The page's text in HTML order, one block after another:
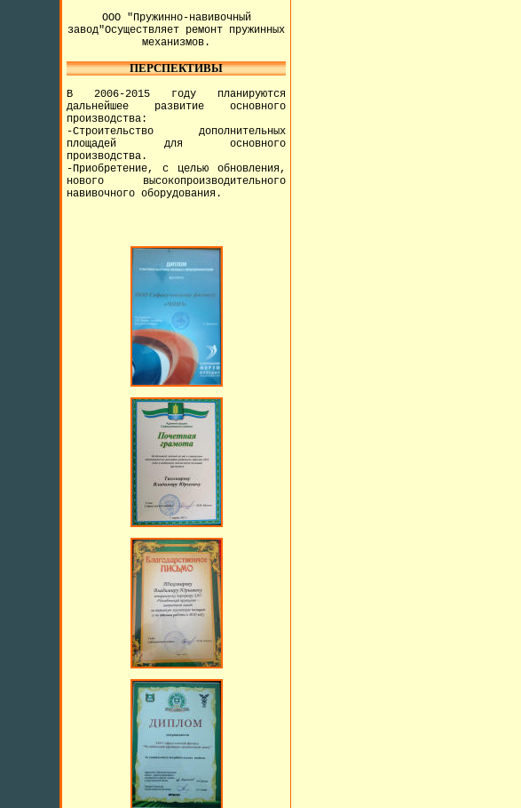
ООО "Пружинно-навивочный
завод"Осуществляет ремонт пружинных
механизмов.
ПЕРСПЕКТИВЫ
В 2006-2015 году планируются
дальнейшее развитие основного
производства:
-Строительство дополнительных
площадей для основного
производства.
-Приобретение, с целью обновления,
нового высокопроизводительного
навивочного оборудования.